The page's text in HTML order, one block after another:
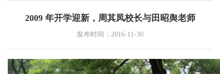
2009 年开学迎新，周其凤校长与田昭舆老师
发布时间：2016-11-30